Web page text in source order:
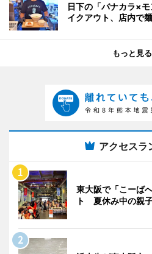
日下の「バナカラ×
イクアウト、店内で
もっと見る
アクセスラ
東大阪で「こーば
ト 夏休み中の親